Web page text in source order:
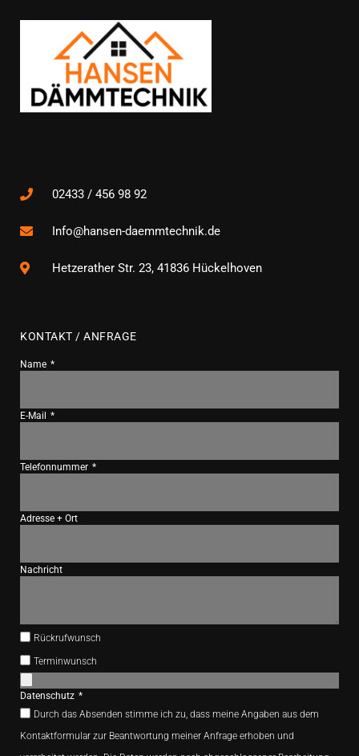
02433 / 456 98 92
Info@hansen-daemmtechnik.de
Hetzerather Str. 23, 41836 Hückelhoven
KONTAKT / ANFRAGE
Name
E-Mail
Telefonnummer
Adresse + Ort
Nachricht
Rückrufwunsch
Terminwunsch
Datenschutz
Durch das Absenden stimme ich zu, dass meine Angaben aus dem
Kontaktformular zur Beantwortung meiner Anfrage erhoben und